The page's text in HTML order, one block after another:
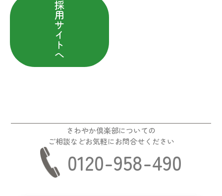
採
用
サ
イ
ト
へ
さわやか倶楽部についての
ご相談などお気軽にお問合せください
0120-958-490